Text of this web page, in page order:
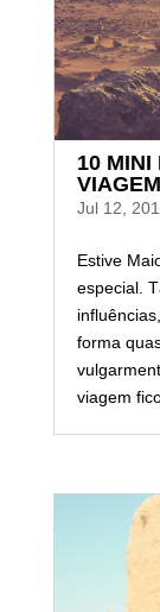
10 MINI
Jul 12,
Estive
especial.
forma
viagem